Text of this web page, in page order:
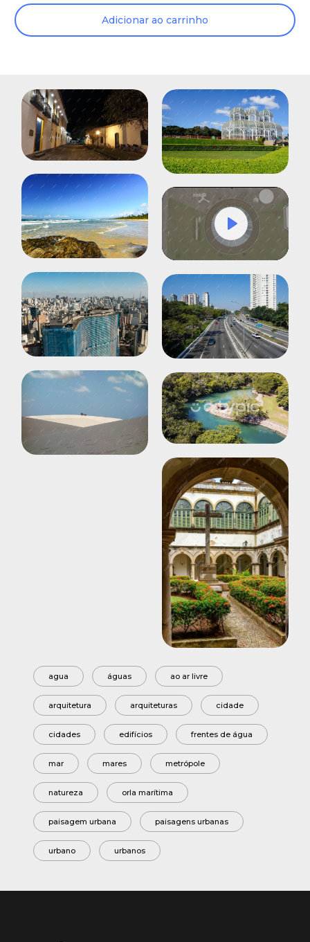
Adicionar ao carrinho
Mute Settings
Play
agua águas ao ar livre
arquitetura arquiteturas cidade
cidades edifícios frentes de água
mar mares metrópole
natureza orla marítima
paisagem urbana paisagens urbanas
urbano urbanos